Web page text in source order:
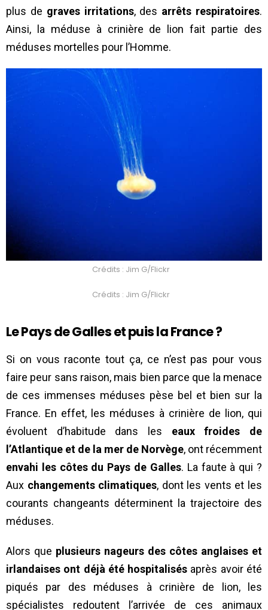
plus de graves irritations, des arrêts respiratoires.
Ainsi, la méduse à crinière de lion fait partie des
méduses mortelles pour l’Homme.
Crédits : Jim G/Flickr
Crédits : Jim G/Flickr
Le Pays de Galles et puis la France ?
Si on vous raconte tout ça, ce n’est pas pour vous
faire peur sans raison, mais bien parce que la menace
de ces immenses méduses pèse bel et bien sur la
France. En effet, les méduses à crinière de lion, qui
évoluent d’habitude dans les eaux froides de
l’Atlantique et de la mer de Norvège, ont récemment
envahi les côtes du Pays de Galles. La faute à qui ?
Aux changements climatiques, dont les vents et les
courants changeants déterminent la trajectoire des
méduses.
Alors que plusieurs nageurs des côtes anglaises et
irlandaises ont déjà été hospitalisés après avoir été
piqués par des méduses à crinière de lion, les
spécialistes redoutent l’arrivée de ces animaux